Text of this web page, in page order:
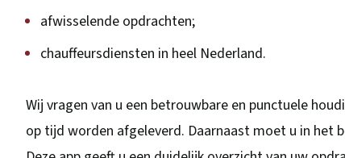
afwisselende opdrachten;
chauffeursdiensten in heel Nederland.
Wij vragen van u een betrouwbare en punctuele
op tijd worden afgeleverd. Daarnaast moet u in het